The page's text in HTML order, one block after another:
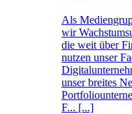
Als
wir
die weit über
nutzen unser
unser breites
F... [...]